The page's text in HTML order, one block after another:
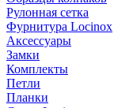
Рулонная сетка
Фурнитура Locinox
Аксессуары
Замки
Комплекты
Петли
Планки